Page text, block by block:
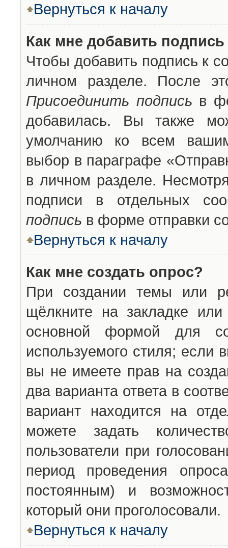
Вернуться к началу
Как мне добавить
Чтобы добавить подпись к
личном разделе. После
Присоединить подпись в
добавилась. Вы также
умолчанию ко всем
выбор в параграфе
в личном разделе.
подписи в отдельных
подпись в форме отправки
Вернуться к началу
Как мне создать опрос?
При создании темы или
щёлкните на закладке
основной формой для
используемого стиля; если
вы не имеете прав на
два варианта ответа в
вариант находится на
можете задать
пользователи при
период проведения
постоянным) и
который они проголосовали.
Вернуться к началу